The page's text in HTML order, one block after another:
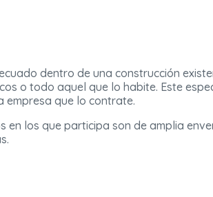
dentro de una construcción
o todo aquel que lo habite. Este
empresa que lo contrate.
en los que participa son de amplia